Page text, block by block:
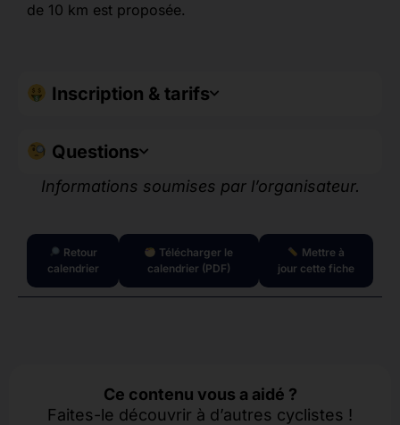
de 10 km est proposée.
Inscription & tarifs
Questions
Informations soumises par l’organisateur.
Retour
calendrier
Télécharger le
calendrier (PDF)
Mettre à
jour cette fiche
Ce contenu vous a aidé ?
Faites-le découvrir à d’autres cyclistes !